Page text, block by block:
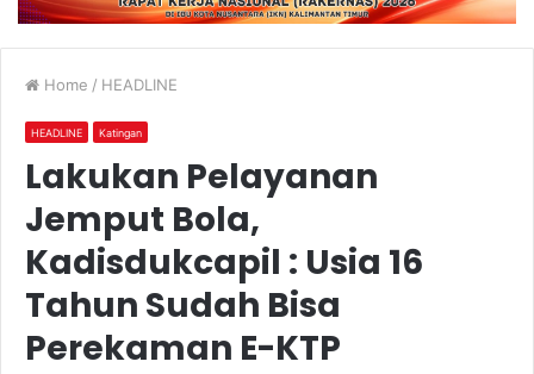
Home / HEADLINE
HEADLINE Katingan
Lakukan Pelayanan
Jemput Bola,
Kadisdukcapil : Usia 16
Tahun Sudah Bisa
Perekaman E-KTP